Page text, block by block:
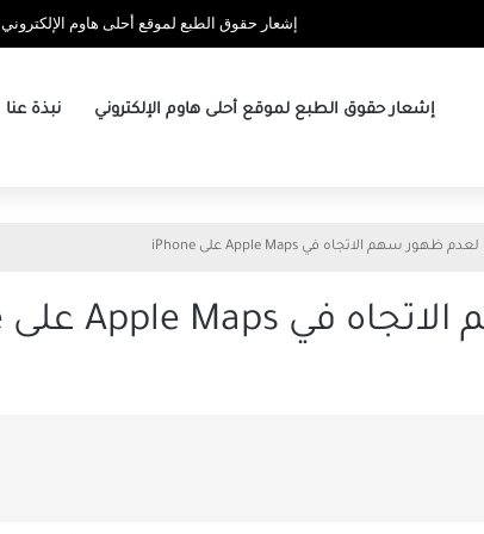
إشعار حقوق الطبع لموقع أحلى هاوم الإلكتروني
إشعار حقوق الطبع لموقع أحلى هاوم الإلكتروني نبذة عنا